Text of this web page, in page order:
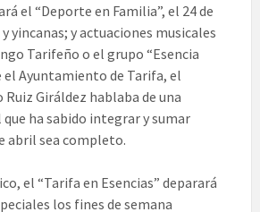
el “Deporte en Familia”, el 24 de
yincanas; y actuaciones musicales
Tarifeño o el grupo “Esencia
el Ayuntamiento de Tarifa, el
Ruiz Giráldez hablaba de una
ha sabido integrar y sumar
abril sea completo.
el “Tarifa en Esencias” deparará
los fines de semana